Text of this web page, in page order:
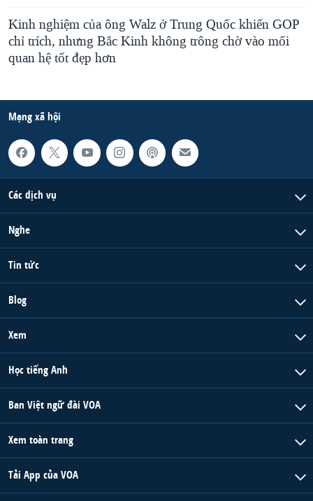
Kinh nghiệm của ông Walz ở Trung Quốc khiến GOP
chỉ trích, nhưng Bắc Kinh không trông chờ vào mối
quan hệ tốt đẹp hơn
Mạng xã hội
Các dịch vụ
Nghe
Tin tức
Blog
Xem
Học tiếng Anh
Ban Việt ngữ đài VOA
Xem toàn trang
Tải App của VOA